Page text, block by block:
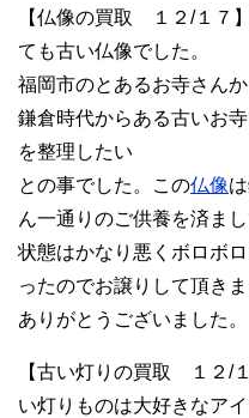
【仏像の買取 １２/１７
ても古い仏像でした。
福岡市のとあるお寺さん
鎌倉時代からある古いお
を整理したい
との事でした。この仏像
ん一通りのご供養を済まし
状態はかなり悪くボロボ
ったのでお譲りして頂きま
ありがとうございました。
【古い灯りの買取 １２/
い灯りものは大好きなアイ